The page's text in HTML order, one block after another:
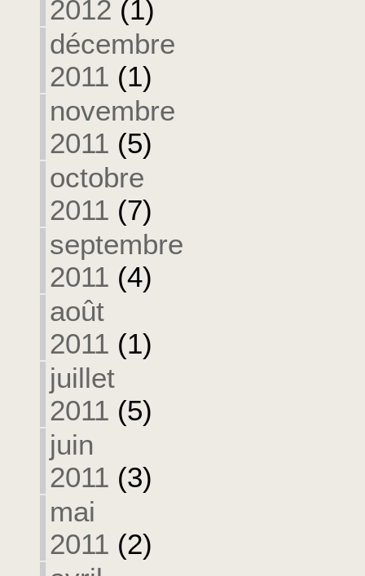
2012 (1)
décembre
2011 (1)
novembre
2011 (5)
octobre
2011 (7)
septembre
2011 (4)
août
2011 (1)
juillet
2011 (5)
juin
2011 (3)
mai
2011 (2)